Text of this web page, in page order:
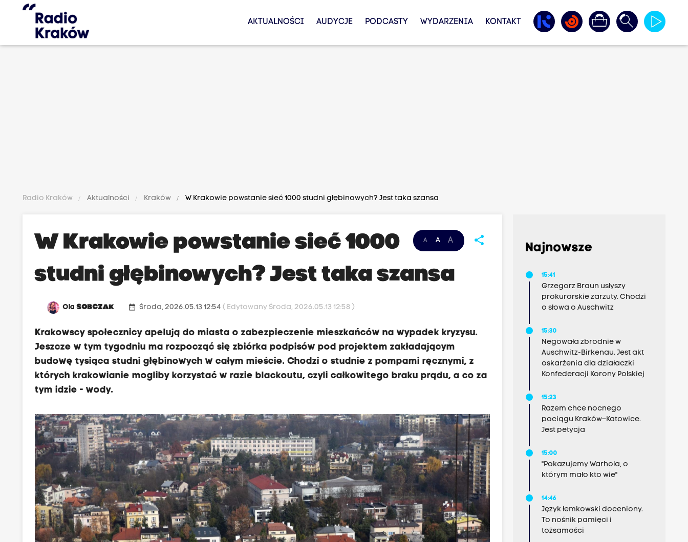
AKTUALNOŚCI AUDYCJE PODCASTY WYDARZENIA KONTAKT
Radio Kraków Aktualności Kraków W Krakowie powstanie sieć 1000 studni głębinowych? Jest taka szansa
A A A share
W Krakowie powstanie sieć 1000
studni głębinowych? Jest taka szansa
OlaSOBCZAK date_range Środa, 2026.05.13 12:54( Edytowany Środa, 2026.05.13 12:58 )
Krakowscy społecznicy apelują do miasta o zabezpieczenie mieszkańców na wypadek kryzysu.
Jeszcze w tym tygodniu ma rozpocząć się zbiórka podpisów pod projektem zakładającym
budowę tysiąca studni głębinowych w całym mieście. Chodzi o studnie z pompami ręcznymi, z
których krakowianie mogliby korzystać w razie blackoutu, czyli całkowitego braku prądu, a co za
tym idzie - wody.
Najnowsze
15:41
Grzegorz Braun usłyszy
prokurorskie zarzuty. Chodzi
o słowa o Auschwitz
15:30
Negowała zbrodnie w
Auschwitz-Birkenau. Jest akt
oskarżenia dla działaczki
Konfederacji Korony Polskiej
15:23
Razem chce nocnego
pociągu Kraków–Katowice.
Jest petycja
15:00
"Pokazujemy Warhola, o
którym mało kto wie"
14:46
Język łemkowski doceniony.
To nośnik pamięci i
tożsamości